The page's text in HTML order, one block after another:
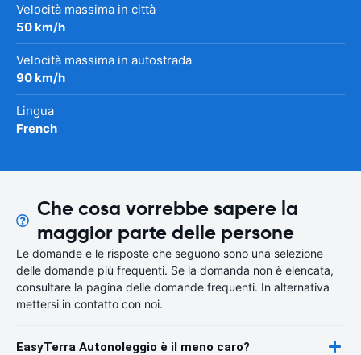
Velocità massima in città
50 km/h
Velocità massima in autostrada
90 km/h
Lingua
French
Che cosa vorrebbe sapere la
maggior parte delle persone
Le domande e le risposte che seguono sono una selezione
delle domande più frequenti. Se la domanda non è elencata,
consultare la pagina delle domande frequenti. In alternativa
mettersi in contatto con noi.
EasyTerra Autonoleggio è il meno caro?